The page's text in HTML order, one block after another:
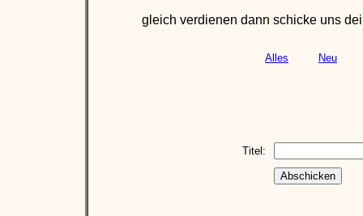
gleich verdienen dann schicke uns
Alles Neu
Titel: